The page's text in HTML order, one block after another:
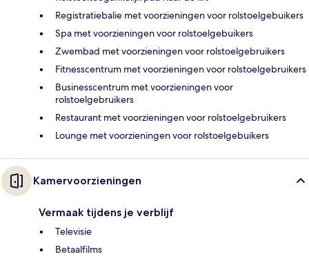
Registratiebalie met voorzieningen voor rolstoelgebuikers
Spa met voorzieningen voor rolstoelgebuikers
Zwembad met voorzieningen voor rolstoelgebruikers
Fitnesscentrum met voorzieningen voor rolstoelgebruikers
Businesscentrum met voorzieningen voor
rolstoelgebruikers
Restaurant met voorzieningen voor rolstoelgebruikers
Lounge met voorzieningen voor rolstoelgebuikers
Kamervoorzieningen
Vermaak tijdens je verblijf
Televisie
Betaalfilms